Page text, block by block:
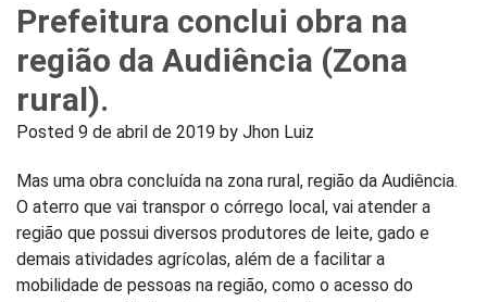
Prefeitura conclui obra na
região da Audiência (Zona
rural).
Posted 9 de abril de 2019 by Jhon Luiz
Mas uma obra concluída na zona rural, região da Audiência.
O aterro que vai transpor o córrego local, vai atender a
região que possui diversos produtores de leite, gado e
demais atividades agrícolas, além de a facilitar a
mobilidade de pessoas na região, como o acesso do